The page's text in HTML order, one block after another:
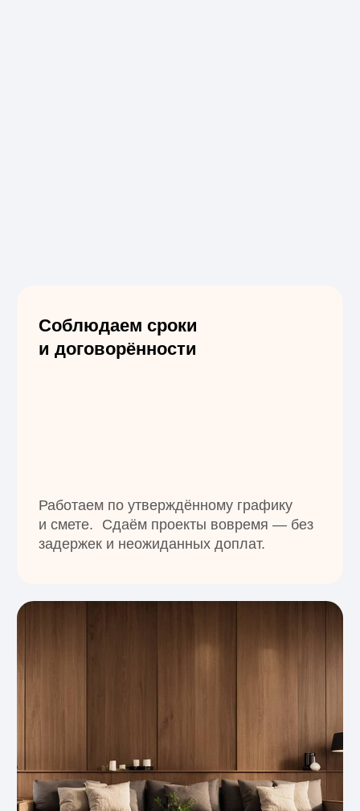
и партнёры
дизайнерами интерьера и бюджетными
пространств, где важны качество, надёжность
и эстетика.